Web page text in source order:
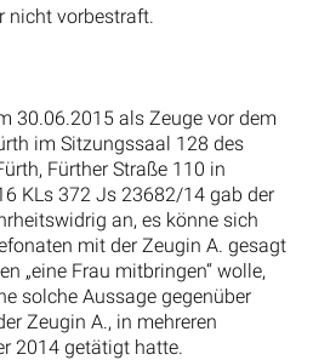
nicht vorbestraft.
30.06.2015 als Zeuge vor dem
im Sitzungssaal 128 des
Fürther Straße 110 in
KLs 372 Js 23682/14 gab der
an, es könne sich
mit der Zeugin A. gesagt
„eine Frau mitbringen“ wolle,
solche Aussage gegenüber
Zeugin A., in mehreren
2014 getätigt hatte.